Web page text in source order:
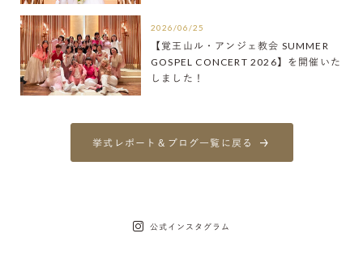
2026/06/25
【覚王山ル・アンジェ教会 SUMMER
GOSPEL CONCERT 2026】を開催いた
しました！
挙式レポート＆ブログ一覧に戻る
公式インスタグラム